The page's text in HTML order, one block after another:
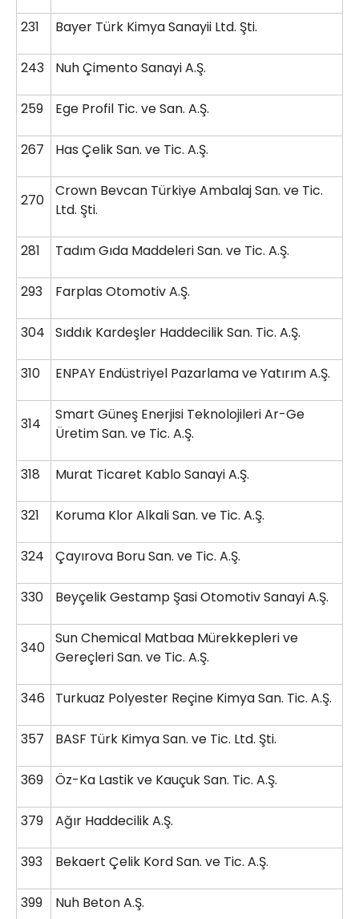
231 Bayer Türk Kimya Sanayii Ltd. Şti.
243 Nuh Çimento Sanayi A.Ş.
259 Ege Profil Tic. ve San. A.Ş.
267 Has Çelik San. ve Tic. A.Ş.
270
Crown Bevcan Türkiye Ambalaj San. ve Tic.
Ltd. Şti.
281 Tadım Gıda Maddeleri San. ve Tic. A.Ş.
293 Farplas Otomotiv A.Ş.
304 Sıddık Kardeşler Haddecilik San. Tic. A.Ş.
310 ENPAY Endüstriyel Pazarlama ve Yatırım A.Ş.
314
Smart Güneş Enerjisi Teknolojileri Ar-Ge
Üretim San. ve Tic. A.Ş.
318 Murat Ticaret Kablo Sanayi A.Ş.
321 Koruma Klor Alkali San. ve Tic. A.Ş.
324 Çayırova Boru San. ve Tic. A.Ş.
330 Beyçelik Gestamp Şasi Otomotiv Sanayi A.Ş.
340
Sun Chemical Matbaa Mürekkepleri ve
Gereçleri San. ve Tic. A.Ş.
346 Turkuaz Polyester Reçine Kimya San. Tic. A.Ş.
357 BASF Türk Kimya San. ve Tic. Ltd. Şti.
369 Öz-Ka Lastik ve Kauçuk San. Tic. A.Ş.
379 Ağır Haddecilik A.Ş.
393 Bekaert Çelik Kord San. ve Tic. A.Ş.
399 Nuh Beton A.Ş.